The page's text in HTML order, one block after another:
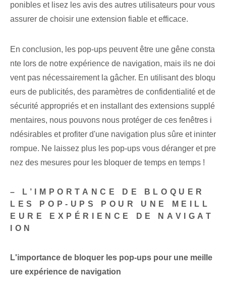
ponibles et lisez les avis des autres utilisateurs pour vous
assurer de choisir une extension fiable et efficace.
En conclusion, les pop-ups peuvent être une gêne consta
nte lors de notre expérience de navigation, mais ils ne doi
vent pas nécessairement la gâcher. En utilisant des bloqu
eurs de publicités, des paramètres de confidentialité et de
sécurité appropriés et en installant des extensions supplé
mentaires, nous pouvons nous protéger de ces fenêtres i
ndésirables et profiter d'une navigation plus sûre et ininter
rompue. Ne laissez plus les pop-ups vous déranger et pre
nez des mesures pour les bloquer de temps en temps !
– L’IMPORTANCE DE BLOQUER
LES POP-UPS POUR UNE MEILL
EURE EXPÉRIENCE DE NAVIGAT
ION
L'importance de bloquer les pop-ups pour une meille
ure expérience de navigation